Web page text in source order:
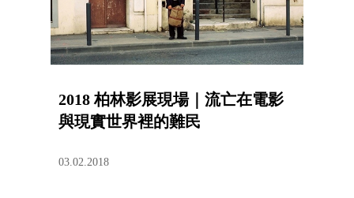
2018 柏林影展現場｜流亡在電影
與現實世界裡的難民
03.02.2018